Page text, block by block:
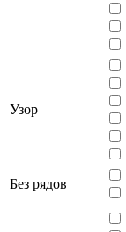
Узор
Без рядов